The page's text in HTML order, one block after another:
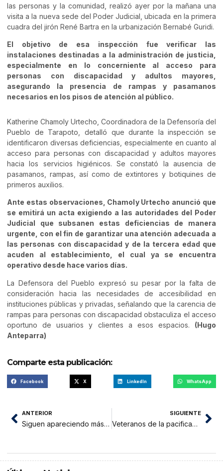
las personas y la comunidad, realizó ayer por la mañana una
visita a la nueva sede del Poder Judicial, ubicada en la primera
cuadra del jirón René Bartra en la urbanización Bernabé Guridi.
El objetivo de esa inspección fue verificar las
instalaciones destinadas a la administración de justicia,
especialmente en lo concerniente al acceso para
personas con discapacidad y adultos mayores,
asegurando la presencia de rampas y pasamanos
necesarios en los pisos de atención al público.
Katherine Chamoly Urtecho, Coordinadora de la Defensoría del
Pueblo de Tarapoto, detalló que durante la inspección se
identificaron diversas deficiencias, especialmente en cuanto al
acceso para personas con discapacidad y adultos mayores
hacia los servicios higiénicos. Se constató la ausencia de
pasamanos, rampas, así como de extintores y botiquines de
primeros auxilios.
Ante estas observaciones, Chamoly Urtecho anunció que
se emitirá un acta exigiendo a las autoridades del Poder
Judicial que subsanen estas deficiencias de manera
urgente, con el fin de garantizar una atención adecuada a
las personas con discapacidad y de la tercera edad que
acuden al establecimiento, el cual ya se encuentra
operativo desde hace varios días.
La Defensora del Pueblo expresó su pesar por la falta de
consideración hacia las necesidades de accesibilidad en
instituciones públicas y privadas, señalando que la carencia de
rampas para personas con discapacidad obstaculiza el acceso
oportuno de usuarios y clientes a esos espacios. (Hugo
Anteparra)
Comparte esta publicación:
Facebook X LinkedIn WhatsApp
ANTERIOR
Siguen apareciendo más personas afectadas por olores tóxicos en Las Palmas
SIGUIENTE
Veteranos de la pacificación del país esperan beneficios económicos que por ley les corresponde